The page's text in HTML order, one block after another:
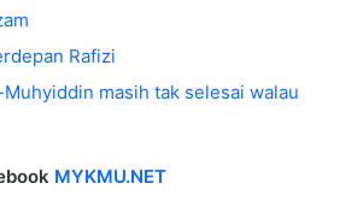
Rafizi
masih tak selesai walau
MYKMU.NET